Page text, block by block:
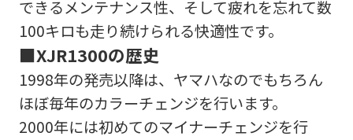
できるメンテナンス性、そして疲れを忘れて数
100キロも走り続けられる快適性です。
■XJR1300の歴史
1998年の発売以降は、ヤマハなのでもちろん
ほぼ毎年のカラーチェンジを行います。
2000年には初めてのマイナーチェンジを行